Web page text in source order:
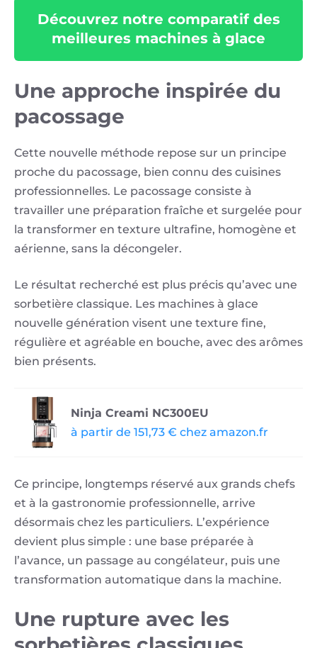
Découvrez notre comparatif des
meilleures machines à glace
Une approche inspirée du
pacossage
Cette nouvelle méthode repose sur un principe
proche du pacossage, bien connu des cuisines
professionnelles. Le pacossage consiste à
travailler une préparation fraîche et surgelée pour
la transformer en texture ultrafine, homogène et
aérienne, sans la décongeler.
Le résultat recherché est plus précis qu’avec une
sorbetière classique. Les machines à glace
nouvelle génération visent une texture fine,
régulière et agréable en bouche, avec des arômes
bien présents.
Ninja Creami NC300EU
à partir de 151,73 € chez amazon.fr
Ce principe, longtemps réservé aux grands chefs
et à la gastronomie professionnelle, arrive
désormais chez les particuliers. L’expérience
devient plus simple : une base préparée à
l’avance, un passage au congélateur, puis une
transformation automatique dans la machine.
Une rupture avec les